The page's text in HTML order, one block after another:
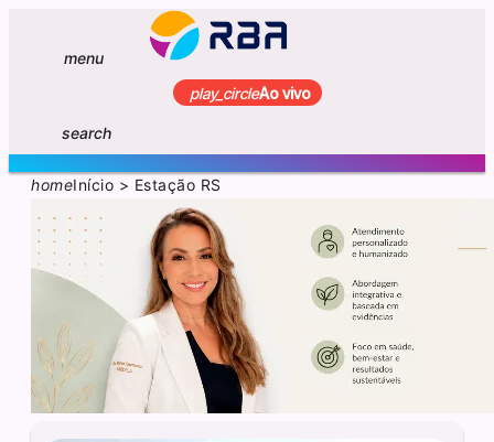
menu
play_circleAo vivo
search
homeInício > Estação RS